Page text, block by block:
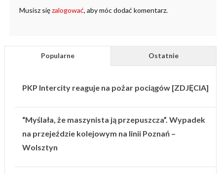
Musisz sięzalogować, aby móc dodać komentarz.
Popularne Ostatnie
PKP Intercity reaguje na pożar pociągów [ZDJĘCIA]
“Myślała, że maszynista ją przepuszcza”. Wypadek
na przejeździe kolejowym na linii Poznań –
Wolsztyn